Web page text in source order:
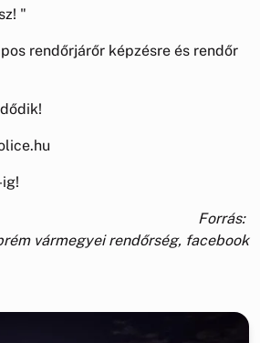
"
rendőrjárőr képzésre és rendőr
Forrás:
vármegyei rendőrség, facebook